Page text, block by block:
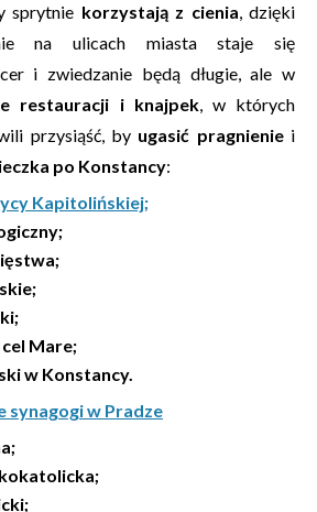
sprytnie korzystają z cienia, dzięki
na ulicach miasta staje się
i zwiedzanie będą długie, ale w
restauracji i knajpek, w których
przysiąść, by ugasić pragnieniei
po Konstancy:
Kapitolińskiej;
Mare;
w Konstancy.
synagogi w Pradze